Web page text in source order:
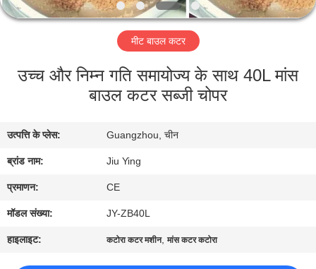
हमारे
का
दौरा
गुणवत्ता
नियंत्रण
मीट बाउल कटर
उच्च और निम्न गति समायोज्य के साथ 40L मांस
बाउल कटर सब्जी चोपर
उत्पत्ति के प्लेस: Guangzhou, चीन
ब्रांड नाम: Jiu Ying
प्रमाणन: CE
मॉडल संख्या: JY-ZB40L
हाइलाइट: कटोरा कटर मशीन,मांस कटर कटोरा